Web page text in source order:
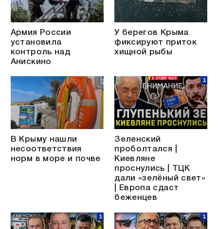
Армия России
установила
контроль над
Анискино
У берегов Крыма
фиксируют приток
хищной рыбы
В Крыму нашли
несоответствия
норм в море и почве
Зеленский
проболтался |
Киевляне
проснулись | ТЦК
дали «зелёный свет»
| Европа сдаст
беженцев